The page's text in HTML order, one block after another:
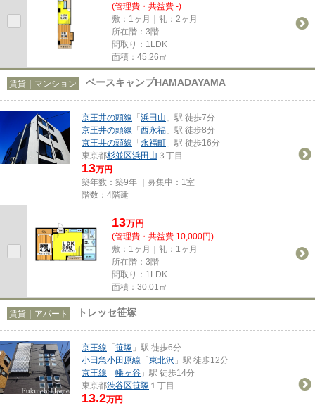
(管理費・共益費 -)
敷：1ヶ月｜礼：2ヶ月
所在階：3階
間取り：1LDK
面積：45.26㎡
賃貸｜マンション ベースキャンプHAMADAYAMA
京王井の頭線 「浜田山 」駅 徒歩7分
京王井の頭線 「西永福 」駅 徒歩8分
京王井の頭線 「永福町 」駅 徒歩16分
東京都杉並区浜田山 ３丁目
13万円
築年数：築9年 ｜募集中： 1室
階数：4階建
13万円
(管理費・共益費 10,000円)
敷：1ヶ月｜礼：1ヶ月
所在階：3階
間取り：1LDK
面積：30.01㎡
賃貸｜アパート トレッセ笹塚
京王線 「笹塚 」駅 徒歩6分
小田急小田原線 「東北沢 」駅 徒歩12分
京王線 「幡ヶ谷 」駅 徒歩14分
東京都渋谷区笹塚 １丁目
13.2万円